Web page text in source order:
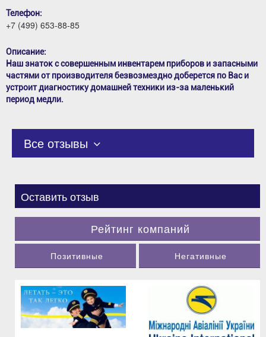
Телефон:
+7 (499) 653-88-85
Описание:
Наш знаток с совершенным инвентарем приборов и запасными
частями от производителя безвозмездно доберется по Вас и
устроит диагностику домашней техники из-за маленький
период медли.
Все отзывы
Оставить отзыв
Рейтинг компаний
Позитивные Негативные